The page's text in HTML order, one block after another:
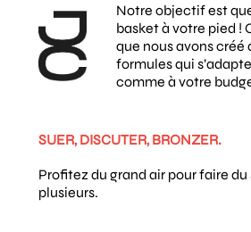
Notre objectif est
basket à votre pied !
que nous avons créé
formules qui
comme à votre
SUER, DISCUTER, BRONZER.
Profitez du grand air pour faire du
plusieurs.